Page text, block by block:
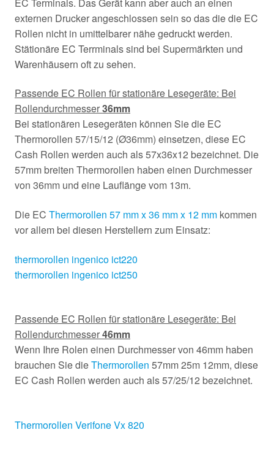
externen Drucker angeschlossen sein so das die die EC
Rollen nicht in umittelbarer nähe gedruckt werden.
Stätionäre EC Terrminals sind bei Supermärkten und
Warenhäusern oft zu sehen.
Passende EC Rollen für stationäre Lesegeräte: Bei
Rollendurchmesser36mm
Bei stationären Lesegeräten können Sie die EC
Thermorollen 57/15/12 (Ø36mm) einsetzen, diese EC
Cash Rollen werden auch als 57x36x12 bezeichnet. Die
57mm breiten Thermorollen haben einen Durchmesser
von 36mm und eine Lauflänge vom 13m.
Die EC Thermorollen 57 mm x 36 mm x 12 mm kommen
vor allem bei diesen Herstellern zum Einsatz:
thermorollen ingenico ict220
thermorollen ingenico ict250
Passende EC Rollen für stationäre Lesegeräte: Bei
Rollendurchmesser46mm
Wenn Ihre Rolen einen Durchmesser von 46mm haben
brauchen Sie dieThermorollen 57mm 25m 12mm, diese
EC Cash Rollen werden auch als 57/25/12 bezeichnet.
Thermorollen Verifone Vx 820